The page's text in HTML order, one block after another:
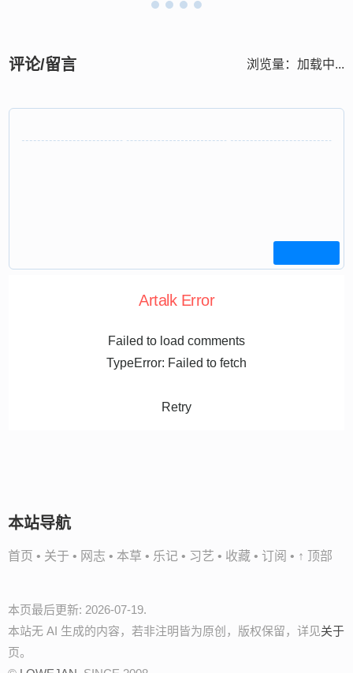
评论/留言 浏览量： 加载中...
Artalk Error
Failed to load comments
TypeError: Failed to fetch
Retry
本站导航
首页 • 关于 • 网志 • 本草 • 乐记 • 习艺 • 收藏 • 订阅 • ↑ 顶部
本页最后更新: 2026-07-19.
本站无 AI 生成的内容，若非注明皆为原创，版权保留，详见关于
页。